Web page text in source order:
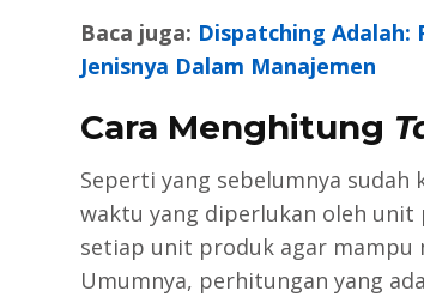
Baca juga: Dispatching Adalah:
Jenisnya Dalam Manajemen
Cara Menghitung
Seperti yang sebelumnya sudah
waktu yang diperlukan oleh
setiap unit produk agar mampu
Umumnya, perhitungan yang